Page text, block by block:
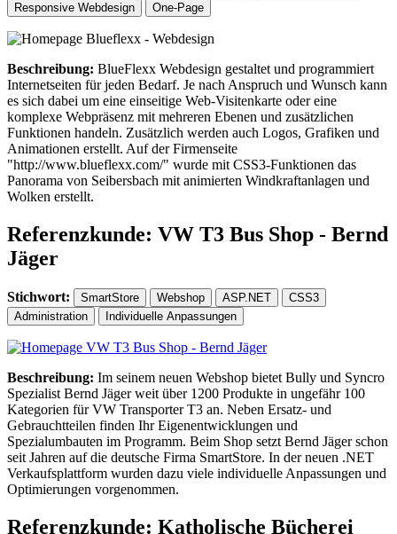
Responsive Webdesign
One-Page
Beschreibung: BlueFlexx Webdesign gestaltet und programmiert
Internetseiten für jeden Bedarf. Je nach Anspruch und Wunsch kann
es sich dabei um eine einseitige Web-Visitenkarte oder eine
komplexe Webpräsenz mit mehreren Ebenen und zusätzlichen
Funktionen handeln. Zusätzlich werden auch Logos, Grafiken und
Animationen erstellt. Auf der Firmenseite
"http://www.blueflexx.com/" wurde mit CSS3-Funktionen das
Panorama von Seibersbach mit animierten Windkraftanlagen und
Wolken erstellt.
Referenzkunde: VW T3 Bus Shop - Bernd
Jäger
Stichwort: SmartStore Webshop ASP.NET
CSS3
Administration
Individuelle Anpassungen
Beschreibung: Im seinem neuen Webshop bietet Bully und Syncro
Spezialist Bernd Jäger weit über 1200 Produkte in ungefähr 100
Kategorien für VW Transporter T3 an. Neben Ersatz- und
Gebrauchtteilen finden Ihr Eigenentwicklungen und
Spezialumbauten im Programm. Beim Shop setzt Bernd Jäger schon
seit Jahren auf die deutsche Firma SmartStore. In der neuen .NET
Verkaufsplattform wurden dazu viele individuelle Anpassungen und
Optimierungen vorgenommen.
Referenzkunde: Katholische Bücherei